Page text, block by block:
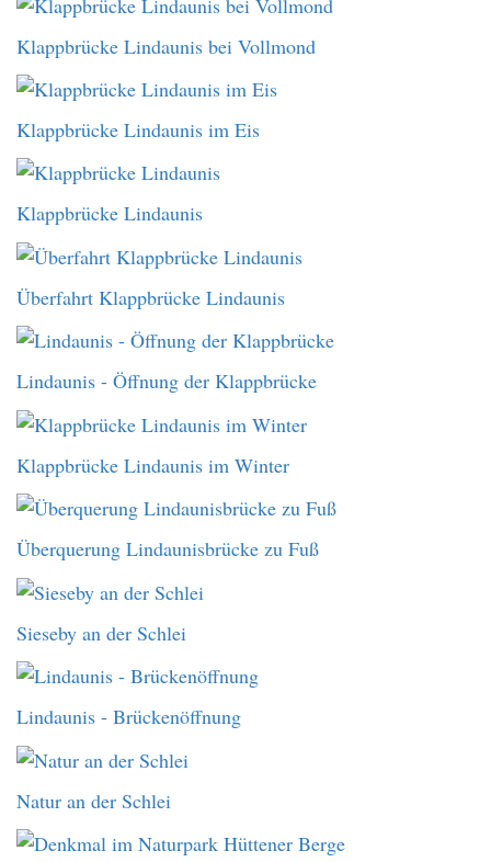
Klappbrücke Lindaunis bei Vollmond
Klappbrücke Lindaunis im Eis
Klappbrücke Lindaunis
Überfahrt Klappbrücke Lindaunis
Lindaunis - Öffnung der Klappbrücke
Klappbrücke Lindaunis im Winter
Überquerung Lindaunisbrücke zu Fuß
Sieseby an der Schlei
Lindaunis - Brückenöffnung
Natur an der Schlei